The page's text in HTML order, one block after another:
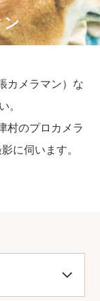
ン
カメラマン）な
。
村のプロカメラ
に伺います。